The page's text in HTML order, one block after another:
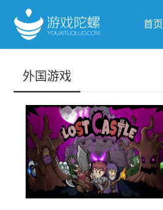
首页
外国游戏